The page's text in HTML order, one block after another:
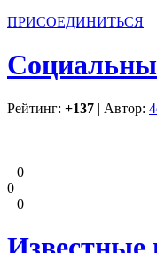
ПРИСОЕДИНИТЬСЯ
Рейтинг: +137 | Автор:
0
0
0